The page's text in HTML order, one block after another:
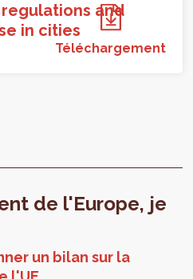
and
in cities
Téléchargement
de l'Europe, je
un bilan sur la